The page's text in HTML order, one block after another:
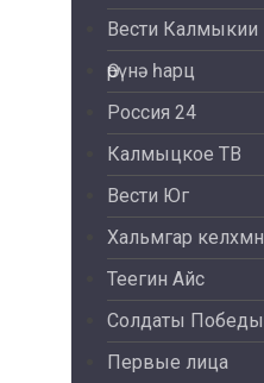
Вести Калмыкии
Өрүнә һарц
Россия 24
Калмыцкое ТВ
Вести Юг
Хальмгар келхмн
Теегин Айс
Солдаты Победы
Первые лица